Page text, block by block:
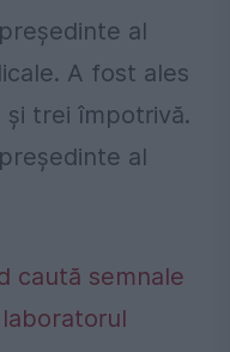
al
A fost ales
trei împotrivă.
al